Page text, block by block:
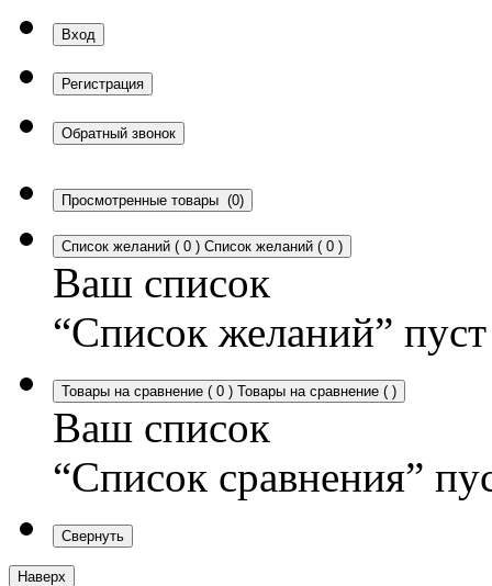
Вход
Регистрация
Обратный звонок
Просмотренные товары (0)
Список желаний ( 0 ) Список желаний ( 0 )
Ваш список
“Список желаний” пуст
Товары на сравнение ( 0 ) Товары на сравнение ( )
Ваш список
“Список сравнения”
Свернуть
Наверх